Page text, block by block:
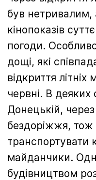
був
кінопоказів
погоди.
дощі, які
відкриття
червні. В деяких
Донецькій,
бездоріжжя,
транспортувати
майданчики.
будівництвом